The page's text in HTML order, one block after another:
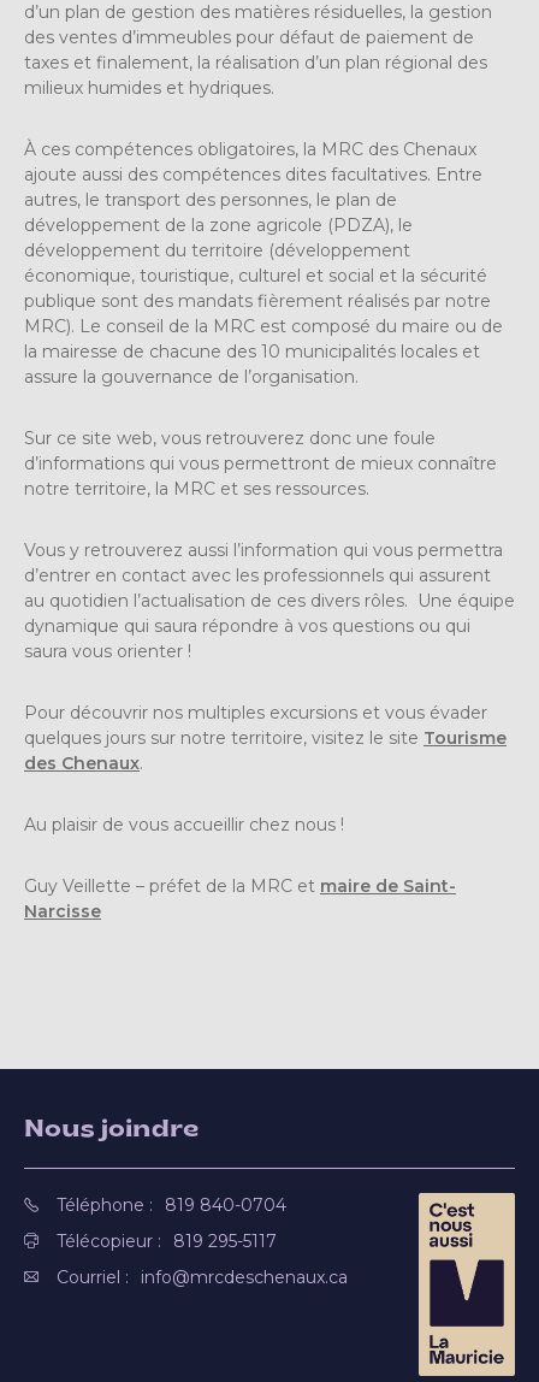
d’un plan de gestion des matières résiduelles, la gestion
des ventes d’immeubles pour défaut de paiement de
taxes et finalement, la réalisation d’un plan régional des
milieux humides et hydriques.
À ces compétences obligatoires, la MRC des Chenaux
ajoute aussi des compétences dites facultatives. Entre
autres, le transport des personnes, le plan de
développement de la zone agricole (PDZA), le
développement du territoire (développement
économique, touristique, culturel et social et la sécurité
publique sont des mandats fièrement réalisés par notre
MRC). Le conseil de la MRC est composé du maire ou de
la mairesse de chacune des 10 municipalités locales et
assure la gouvernance de l’organisation.
Sur ce site web, vous retrouverez donc une foule
d’informations qui vous permettront de mieux connaître
notre territoire, la MRC et ses ressources.
Vous y retrouverez aussi l’information qui vous permettra
d’entrer en contact avec les professionnels qui assurent
au quotidien l’actualisation de ces divers rôles. Une équipe
dynamique qui saura répondre à vos questions ou qui
saura vous orienter !
Pour découvrir nos multiples excursions et vous évader
quelques jours sur notre territoire, visitez le site Tourisme
des Chenaux.
Au plaisir de vous accueillir chez nous !
Guy Veillette – préfet de la MRC et maire de Saint-
Narcisse
Nous joindre
Téléphone :
819 840-0704
Télécopieur :
819 295-5117
Courriel :
info@mrcdeschenaux.ca